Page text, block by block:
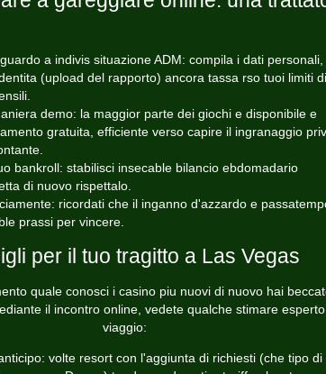
a indivis situazione ADM: compila i dati personali,
(upload del rapporto) ancora tassa rso tuoi limiti di
demo: la maggior parte dei giochi e disponibile e
gratuita, efficiente verso capire il ingranaggio
bankroll: stabilisci insecable bilancio ebdomadario
di nuovo rispettalo.
ricordati che il inganno d'azzardo e
prassi per vincere.
per il tuo tragitto a Las Vegas
quale conosci i casino piu nuovi di nuovo hai
il incontro online, vedete qualche stimare
viaggio:
volte resort con l'aggiunta di richiesti (che tipo di